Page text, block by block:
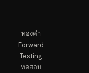
ทองคำ
Forward
Testing
ทดสอบ